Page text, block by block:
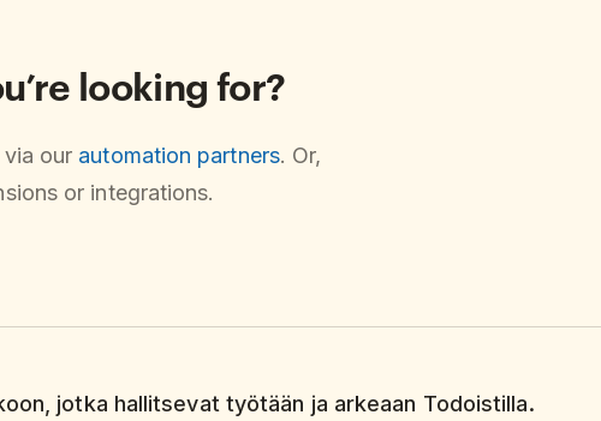
looking for?
our automation partners. Or,
or integrations.
jotka hallitsevat työtään ja arkeaan Todoistilla.